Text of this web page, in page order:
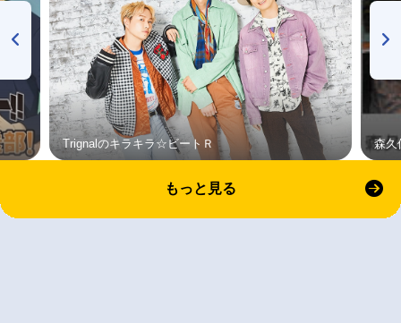
Trignalのキラキラ☆ビートＲ 森久
もっと見る